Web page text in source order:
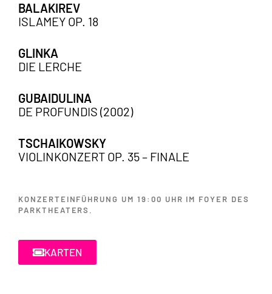
BALAKIREV
ISLAMEY OP. 18
GLINKA
DIE LERCHE
GUBAIDULINA
DE PROFUNDIS (2002)
TSCHAIKOWSKY
VIOLINKONZERT OP. 35 – FINALE
KONZERTEINFÜHRUNG UM 19:00 UHR IM FOYER DES
PARKTHEATERS.
KARTEN